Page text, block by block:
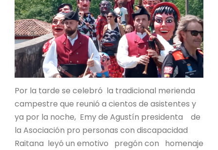
Por la tarde se celebró la tradicional merienda
campestre que reunió a cientos de asistentes y
ya por la noche, Emy de Agustín presidenta de
la Asociación pro personas con discapacidad
Raitana leyó un emotivo pregón con homenaje